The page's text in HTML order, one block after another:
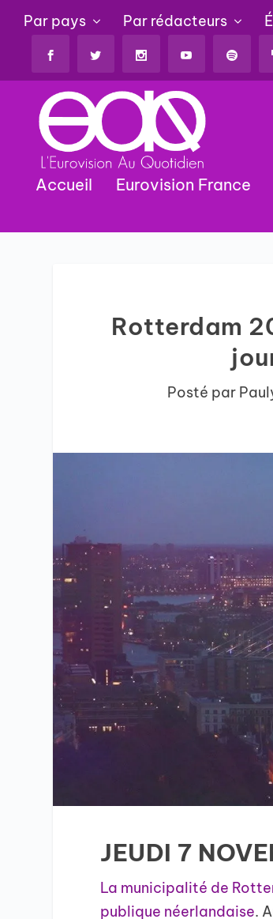
Par pays Par rédacteurs
Accueil Eurovision France
Rotterdam
Posté par
JEUDI 7
La municipalité de
publique néerlandaise.